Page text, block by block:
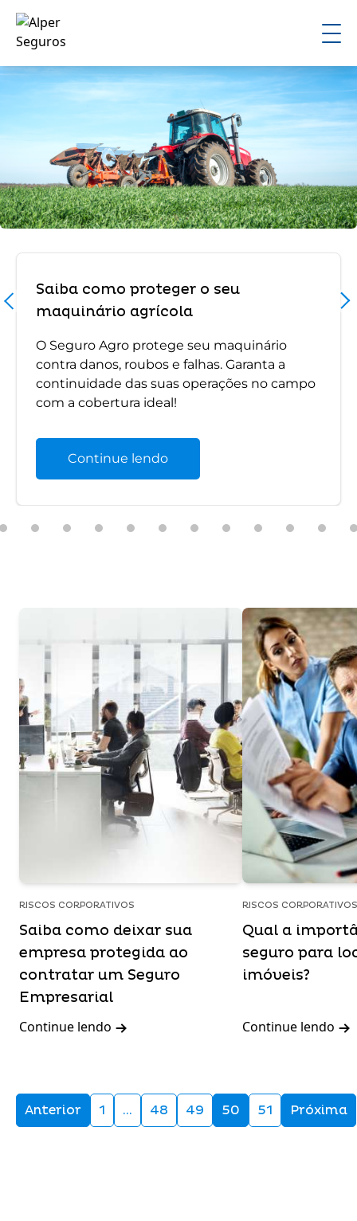
Saiba como proteger o seu
maquinário agrícola
O Seguro Agro protege seu maquinário
contra danos, roubos e falhas. Garanta a
continuidade das suas operações no campo
com a cobertura ideal!
Continue lendo
RISCOS CORPORATIVOS
Saiba como deixar sua
empresa protegida ao
contratar um Seguro
Empresarial
Continue lendo
RISCOS CORPORATIVOS
Qual a
seguro para
imóveis?
Continue lendo
Anterior 1 … 48 49 50 51 Próxima